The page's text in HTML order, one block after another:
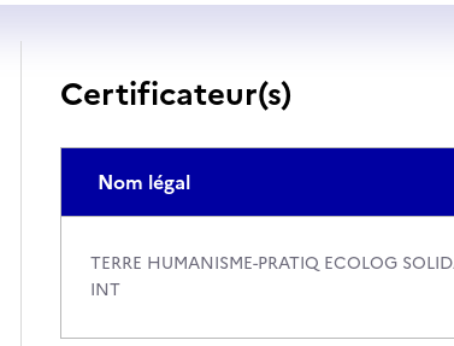
Certificateur(s)
Nom légal
TERRE HUMANISME-PRATIQ ECOLOG
INT